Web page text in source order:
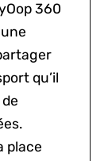
360
qu’il
place